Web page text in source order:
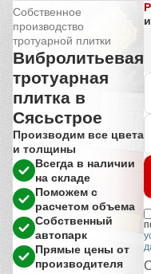
Собственное
производство
тротуарной плитки
Вибролитьевая
тротуарная
плитка в
Сясьстрое
Производим все цвета
и толщины
Всегда в наличии
на складе
Поможем с
расчетом объема
Собственный
автопарк
Прямые цены от
производителя